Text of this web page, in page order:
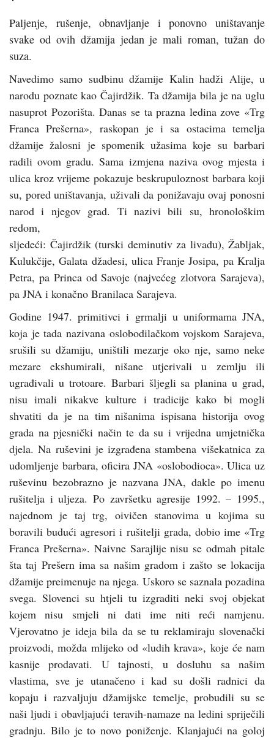
Paljenje, rušenje, obnavljanje i ponovno uništavanje
svake od ovih džamija jedan je mali roman, tužan do
suza.
Navedimo samo sudbinu džamije Kalin hadži Alije, u
narodu poznate kao Čajirdžik. Ta džamija bila je na uglu
nasuprot Pozorišta. Danas se ta prazna ledina zove «Trg
Franca Prešerna», raskopan je i sa ostacima temelja
džamije žalosni je spomenik užasima koje su barbari
radili ovom gradu. Sama izmjena naziva ovog mjesta i
ulica kroz vrijeme pokazuje beskrupuloznost barbara koji
su, pored uništavanja, uživali da ponižavaju ovaj ponosni
narod i njegov grad. Ti nazivi bili su, hronološkim
redom,
sljedeći: Čajirdžik (turski deminutiv za livadu), Žabljak,
Kulukčije, Galata džadesi, ulica Franje Josipa, pa Kralja
Petra, pa Princa od Savoje (najvećeg zlotvora Sarajeva),
pa JNA i konačno Branilaca Sarajeva.
Godine 1947. primitivci i grmalji u uniformama JNA,
koja je tada nazivana oslobodilačkom vojskom Sarajeva,
srušili su džamiju, uništili mezarje oko nje, samo neke
mezare ekshumirali, nišane utjerivali u zemlju ili
ugrađivali u trotoare. Barbari šljegli sa planina u grad,
nisu imali nikakve kulture i tradicije kako bi mogli
shvatiti da je na tim nišanima ispisana historija ovog
grada na pjesnički način te da su i vrijedna umjetnička
djela. Na ruševini je izgrađena stambena višekatnica za
udomljenje barbara, oficira JNA «oslobodioca». Ulica uz
ruševinu bezobrazno je nazvana JNA, dakle po imenu
rušitelja i uljeza. Po završetku agresije 1992. – 1995.,
najednom je taj trg, oivičen stanovima u kojima su
boravili budući agresori i rušitelji grada, dobio ime «Trg
Franca Prešerna». Naivne Sarajlije nisu se odmah pitale
šta taj Prešern ima sa našim gradom i zašto se lokacija
džamije preimenuje na njega. Uskoro se saznala pozadina
svega. Slovenci su htjeli tu izgraditi neki svoj objekat
kojem nisu smjeli ni dati ime niti reći namjenu.
Vjerovatno je ideja bila da se tu reklamiraju slovenački
proizvodi, možda mlijeko od «ludih krava», koje će nam
kasnije prodavati. U tajnosti, u dosluhu sa našim
vlastima, sve je utanačeno i kad su došli radnici da
kopaju i razvaljuju džamijske temelje, probudili su se
naši ljudi i obavljajući teravih-namaze na ledini spriječili
gradnju. Bilo je to novo poniženje. Klanjajući na goloj